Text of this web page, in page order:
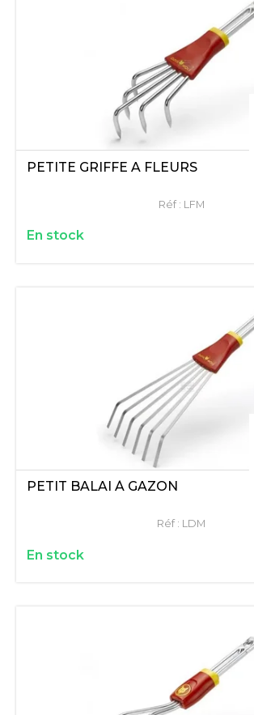
PETITE GRIFFE A FLEURS
Réf : LFM
En stock
PETIT BALAI À GAZON
Réf : LDM
En stock